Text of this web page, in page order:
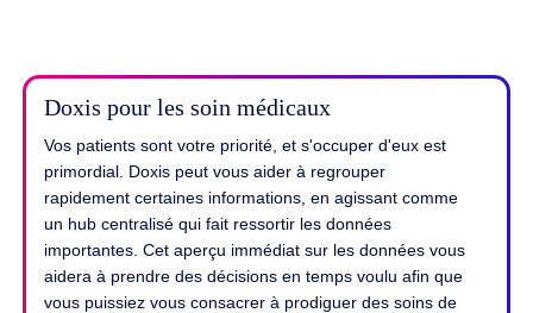
Doxis pour les soin médicaux
Vos patients sont votre priorité, et s'occuper d'eux est
primordial. Doxis peut vous aider à regrouper
rapidement certaines informations, en agissant comme
un hub centralisé qui fait ressortir les données
importantes. Cet aperçu immédiat sur les données vous
aidera à prendre des décisions en temps voulu afin que
vous puissiez vous consacrer à prodiguer des soins de